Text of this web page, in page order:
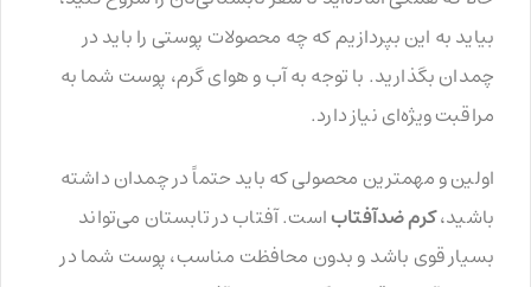
بیاید به این بپردازیم که چه محصولات پوستی را باید در
چمدان بگذارید. با توجه به آب و هوای گرم، پوست شما به
مراقبت ویژه‌ای نیاز دارد.
اولین و مهمترین محصولی که باید حتماً در چمدان داشته
باشید،کرم ضدآفتاباست. آفتاب در تابستان می‌تواند
بسیار قوی باشد و بدون محافظت مناسب، پوست شما در